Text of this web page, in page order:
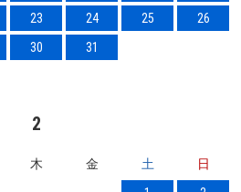
23 24 25
26
30 31
2
木 金 土
日